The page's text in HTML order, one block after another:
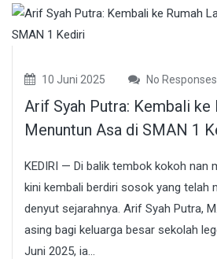
10 Juni 2025 No Responses
Arif Syah Putra: Kembali ke
Menuntun Asa di SMAN 1
KEDIRI — Di balik tembok kokoh nan
kini kembali berdiri sosok yang telah
denyut sejarahnya. Arif Syah Putra,
asing bagi keluarga besar sekolah
Juni 2025, ia...